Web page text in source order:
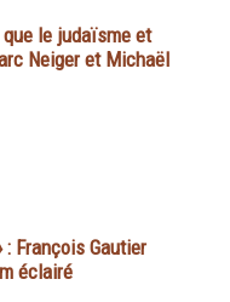
le judaïsme et
Neiger et Michaël
: François Gautier
éclairé